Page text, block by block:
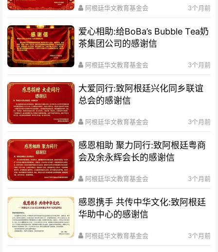
阿根廷华文教育基金会 3个月前
爱心相助:给BoBa’s Bubble Tea奶
茶集团公司的感谢信
阿根廷华文教育基金会 3个月前
大爱同行:致阿根廷兴化同乡联谊
总会的感谢信
阿根廷华文教育基金会 3个月前
感恩相助 聚力同行:致阿根廷粤商
会及余永辉会长的感谢信
阿根廷华文教育基金会 3个月前
感恩携手 共传中华文化:致阿根廷
华助中心的感谢信
阿根廷华文教育基金会 3个月前